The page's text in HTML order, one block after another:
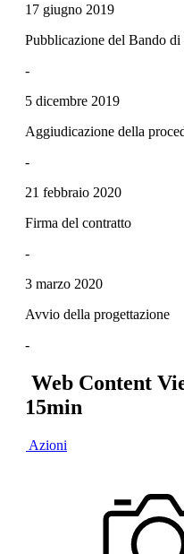
17 giugno 2019
Pubblicazione del Bando di
-
5 dicembre 2019
Aggiudicazione della
-
21 febbraio 2020
Firma del contratto
-
3 marzo 2020
Avvio della progettazione
-
Web Content
15min
Azioni